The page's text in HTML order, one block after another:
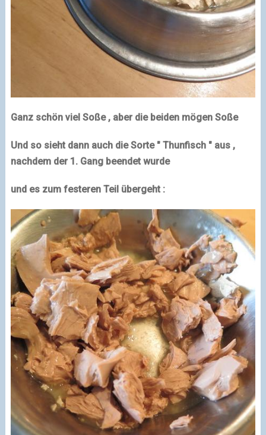
Ganz schön viel Soße , aber die beiden mögen Soße
Und so sieht dann auch die Sorte " Thunfisch " aus ,
nachdem der 1. Gang beendet wurde
und es zum festeren Teil übergeht :